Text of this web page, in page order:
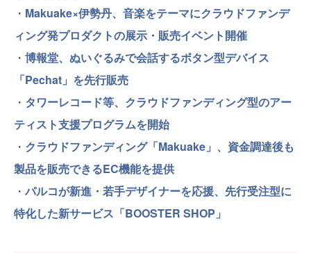
・ Makuake×伊勢丹、音楽をテーマにクラウドファンデ
ィング発プロダクトの展示・販売イベント開催
・ 博報堂、ぬいぐるみで会話するボタン型デバイス
「Pechat」を先行販売
・ タワーレコード等、クラウドファンディング型のアー
ティスト支援プログラムを開始
・ クラウドファンディング「Makuake」、資金調達後も
製品を販売できるEC機能を提供
・ パルコが新進・若手デザイナーを応援、先行受注型に
特化した新サービス「BOOSTER SHOP」